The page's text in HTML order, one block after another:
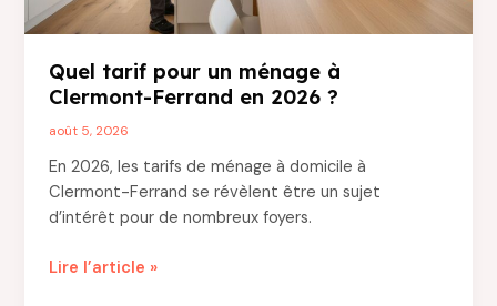
Quel tarif pour un ménage à
Clermont-Ferrand en 2026 ?
août 5, 2026
En 2026, les tarifs de ménage à domicile à
Clermont-Ferrand se révèlent être un sujet
d’intérêt pour de nombreux foyers.
Quel
Lire l’article »